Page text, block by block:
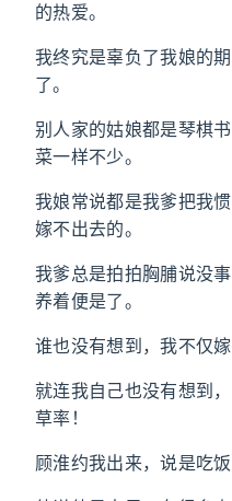
的热爱。
我终究是辜负了我娘的
了。
别人家的姑娘都是琴棋
菜一样不少。
我娘常说都是我爹把我
嫁不出去的。
我爹总是拍拍胸脯说没
养着便是了。
谁也没有想到，我不仅
就连我自己也没有想到
草率！
顾淮约我出来，说是吃